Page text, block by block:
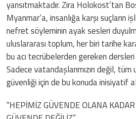
yansıtmaktadır. Zira Holokost’tan
Myanmar’a, insanlığa karşı suçların
nefret söyleminin ayak sesleri
uluslararası toplum, her biri tarihe
bu acı tecrübelerden gereken dersleri
Sadece vatandaşlarımızın değil,
güvenliği için de bu konuda inisiyatif
“HEPİMİZ GÜVENDE OLANA